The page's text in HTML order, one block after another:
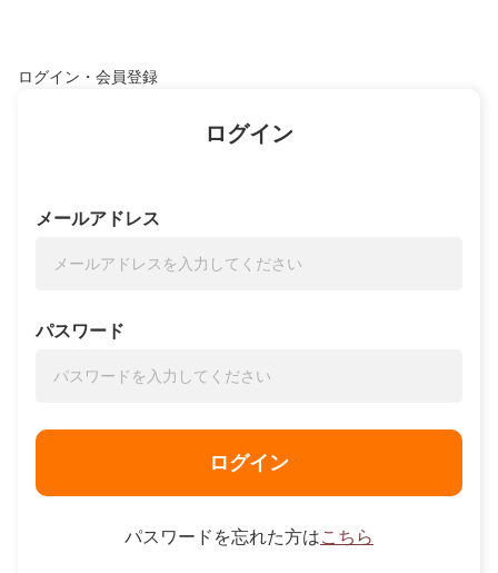
ログイン・会員登録
ログイン
メールアドレス
パスワード
ログイン
パスワードを忘れた方はこちら